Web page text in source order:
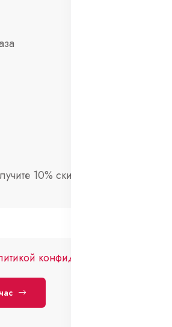
10% скидки на первый
конфиденциальности